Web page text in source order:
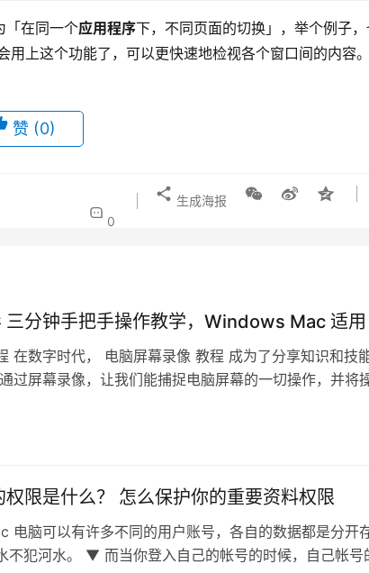
「在同一个应用程序下，不同页面的切换」，举个例子
上这个功能了，可以更快速地检视各个窗口间的内容
赞 (0)
0
生成海报
三分钟手把手操作教学，Windows Mac 适用
在数字时代， 电脑屏幕录像 教程 成为了分享知识和技
过屏幕录像，让我们能捕捉电脑屏幕的一切操作，并将
限是什么？ 怎么保护你的重要资料权限
电脑可以有许多不同的用户账号，各自的数据都是分开
不犯河水。 ▼ 而当你登入自己的帐号的时候，自己帐号